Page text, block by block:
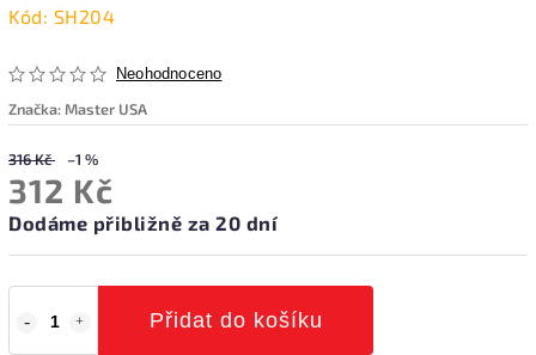
Kód: SH204
Neohodnoceno
Značka: Master USA
316 Kč –1 %
312 Kč
Dodáme přibližně za 20 dní
Přidat do košíku